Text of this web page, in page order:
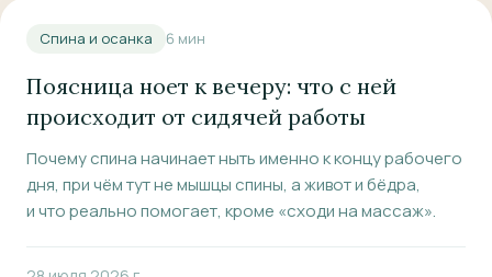
Спина и осанка 6 мин
Поясница ноет к вечеру: что с ней
происходит от сидячей работы
Почему спина начинает ныть именно к концу рабочего
дня, при чём тут не мышцы спины, а живот и бёдра,
и что реально помогает, кроме «сходи на массаж».